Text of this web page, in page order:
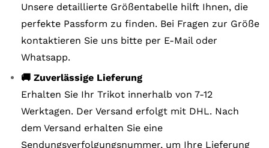
Unsere detaillierte Größentabelle hilft Ihnen, die
perfekte Passform zu finden. Bei Fragen zur Größe
kontaktieren Sie uns bitte per E-Mail oder
Whatsapp.
🚚 Zuverlässige Lieferung
Erhalten Sie Ihr Trikot innerhalb von 7-12
Werktagen. Der Versand erfolgt mit DHL. Nach
dem Versand erhalten Sie eine
Sendungsverfolgungsnummer, um Ihre Lieferung